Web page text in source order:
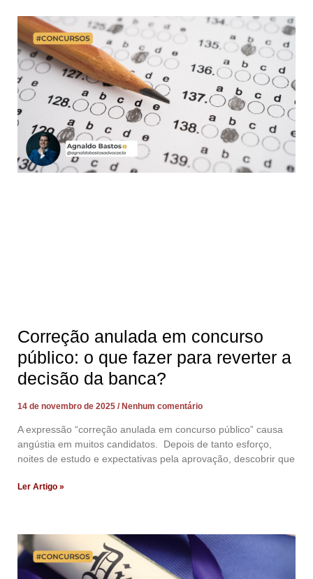
Correção anulada em concurso
público: o que fazer para reverter a
decisão da banca?
14 de novembro de 2025 Nenhum comentário
A expressão “correção anulada em concurso público” causa
angústia em muitos candidatos. Depois de tanto esforço,
noites de estudo e expectativas pela aprovação, descobrir que
Ler Artigo »